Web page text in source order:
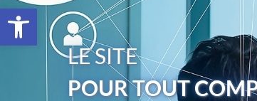
Ouvrir la barre d’outils
LE SITE
POUR TOUT